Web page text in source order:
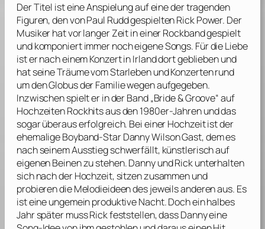
Der Titel ist eine Anspielung auf eine der tragenden
Figuren, den vonPaul Ruddgespielten Rick Power. Der
Musiker hat vor langer Zeit in einer Rockband gespielt
und komponiert immer noch eigene Songs. Für die Liebe
ist er nach einem Konzert in Irland dort geblieben und
hat seine Träume vom Starleben und Konzerten rund
um den Globus der Familie wegen aufgegeben.
Inzwischen spielt er in der Band „Bride & Groove“ auf
Hochzeiten Rockhits aus den 1980er-Jahren und das
sogar überaus erfolgreich. Bei einer Hochzeit ist der
ehemalige Boyband-Star Danny Wilson Gast, dem es
nach seinem Ausstieg schwerfällt, künstlerisch auf
eigenen Beinen zu stehen. Danny und Rick unterhalten
sich nach der Hochzeit, sitzen zusammen und
probieren die Melodieideen des jeweils anderen aus. Es
ist eine ungemein produktive Nacht. Doch ein halbes
Jahr später muss Rick feststellen, dass Danny eine